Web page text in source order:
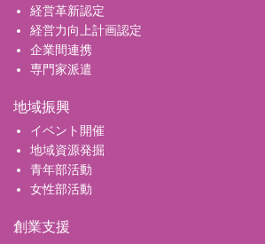
経営革新認定
経営力向上計画認定
企業間連携
専門家派遣
地域振興
イベント開催
地域資源発掘
青年部活動
女性部活動
創業支援